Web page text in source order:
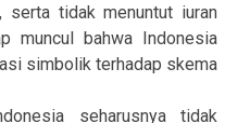
serta tidak menuntut iuran
muncul bahwa Indonesia
simbolik terhadap skema
seharusnya tidak